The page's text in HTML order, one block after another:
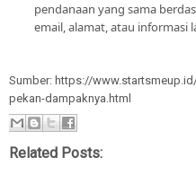
pendanaan yang sama
email, alamat, atau informasi
Sumber: https://
pekan-dampaknya.html
Related Posts: